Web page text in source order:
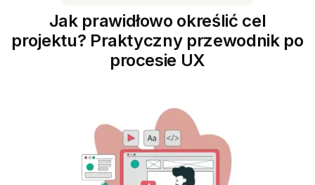
Jak prawidłowo określić cel
projektu? Praktyczny przewodnik po
procesie UX